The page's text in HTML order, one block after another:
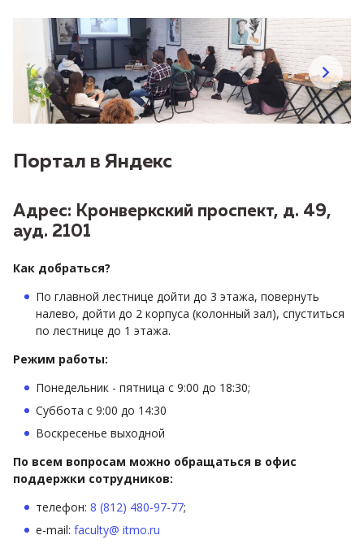
Портал в Яндекс
Адрес: Кронверкский проспект, д. 49,
ауд. 2101
Как добраться?
По главной лестнице дойти до 3 этажа, повернуть
налево, дойти до 2 корпуса (колонный зал), спуститься
по лестнице до 1 этажа.
Режим работы:
Понедельник - пятница с 9:00 до 18:30;
Суббота с 9:00 до 14:30
Воскресенье выходной
По всем вопросам можно обращаться в офис
поддержки сотрудников:
телефон: 8 (812) 480-97-77;
e-mail: faculty@ itmo.ru